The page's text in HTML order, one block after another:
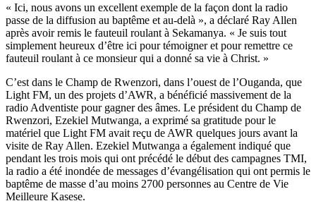
« Ici, nous avons un excellent exemple de la façon dont la radio
passe de la diffusion au baptême et au-delà », a déclaré Ray Allen
après avoir remis le fauteuil roulant à Sekamanya. « Je suis tout
simplement heureux d’être ici pour témoigner et pour remettre ce
fauteuil roulant à ce monsieur qui a donné sa vie à Christ. »
C’est dans le Champ de Rwenzori, dans l’ouest de l’Ouganda, que
Light FM, un des projets d’AWR, a bénéficié massivement de la
radio Adventiste pour gagner des âmes. Le président du Champ de
Rwenzori, Ezekiel Mutwanga, a exprimé sa gratitude pour le
matériel que Light FM avait reçu de AWR quelques jours avant la
visite de Ray Allen. Ezekiel Mutwanga a également indiqué que
pendant les trois mois qui ont précédé le début des campagnes TMI,
la radio a été inondée de messages d’évangélisation qui ont permis le
baptême de masse d’au moins 2700 personnes au Centre de Vie
Meilleure Kasese.